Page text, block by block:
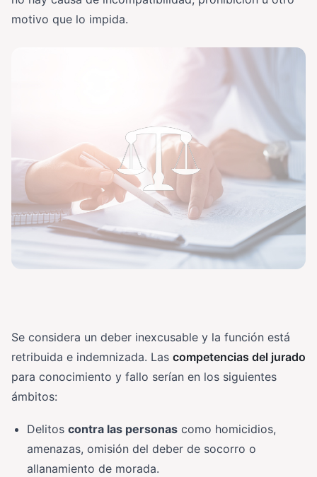
motivo que lo impida.
Se considera un deber inexcusable y la función está
retribuida e indemnizada. Las competencias del jurado
para conocimiento y fallo serían en los siguientes
ámbitos:
Delitos contra las personas como homicidios,
amenazas, omisión del deber de socorro o
allanamiento de morada.